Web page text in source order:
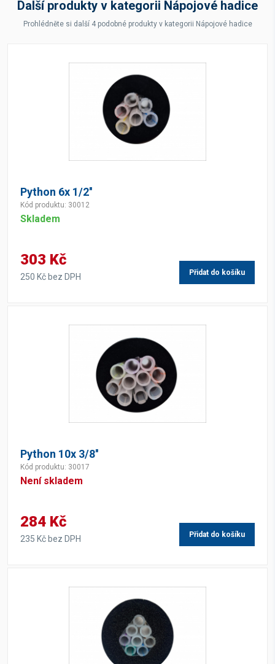
Další produkty v kategorii Nápojové hadice
Prohlédněte si další 4 podobné produkty v kategorii Nápojové hadice
Python 6x 1/2''
Kód produktu: 30012
Skladem
303 Kč
250 Kč bez DPH Přidat do košíku
Python 10x 3/8''
Kód produktu: 30017
Není skladem
284 Kč
235 Kč bez DPH Přidat do košíku